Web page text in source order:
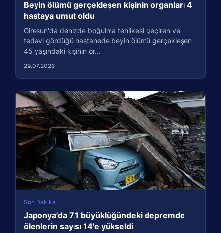
Beyin ölümü gerçekleşen kişinin organları 4
hastaya umut oldu
Giresun'da denizde boğulma tehlikesi geçiren ve
tedavi gördüğü hastanede beyin ölümü gerçekleşen
45 yaşındaki kişinin or...
29.07.2026
Son Dakika
Japonya'da 7,1 büyüklüğündeki depremde
ölenlerin sayısı 14'e yükseldi